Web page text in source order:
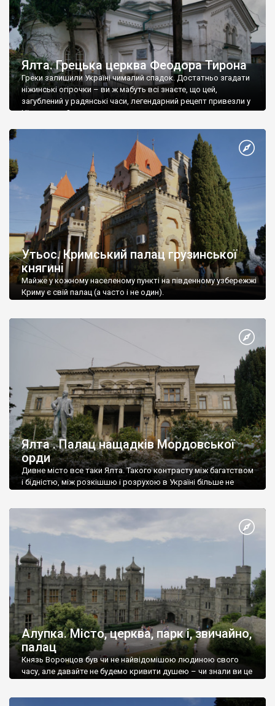
Ялта. Грецька церква Феодора Тирона
Греки залишили Україні чималий спадок. Достатньо згадати
ніжинські огірочки – ви ж мабуть всі знаєте, що цей,
загублений у радянські часи, легендарний рецепт привезли у
Ніжин греки?
Утьос. Кримський палац грузинської
княгині
Майже у кожному населеному пункті на південному узбережжі
Криму є свій палац (а часто і не один).
Ялта . Палац нащадків Мордовської
орди
Дивне місто все таки Ялта. Такого контрасту між багатством
і бідністю, між розкішшю і розрухою в Україні більше не
Алупка. Місто, церква, парк і, звичайно,
палац
Князь Воронцов був чи не найвідомішою людиною свого
часу, але давайте не будемо кривити душею – чи знали ви це